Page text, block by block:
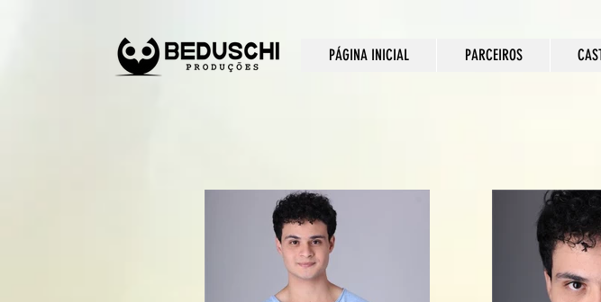
PÁGINA INICIAL PARCEIROS